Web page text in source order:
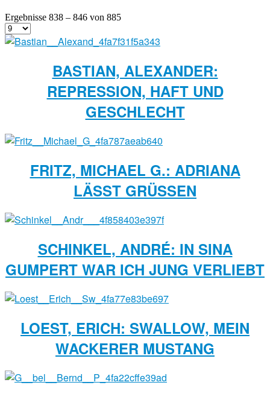
Ergebnisse 838 – 846 von 885
BASTIAN, ALEXANDER:
REPRESSION, HAFT UND
GESCHLECHT
FRITZ, MICHAEL G.: ADRIANA
LÄSST GRÜSSEN
SCHINKEL, ANDRÉ: IN SINA
GUMPERT WAR ICH JUNG VERLIEBT
LOEST, ERICH: SWALLOW, MEIN
WACKERER MUSTANG